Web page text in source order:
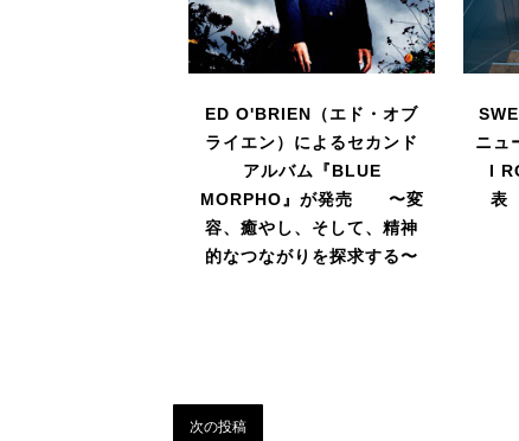
ED O'BRIEN（エド・オブ
ライエン）によるセカンド
アルバム『BLUE
MORPHO』が発売 〜変
容、癒やし、そして、精神
的なつながりを探求する〜
ニュ
I
表
次の投稿